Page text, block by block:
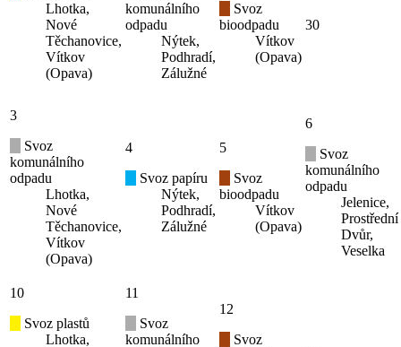
Lhotka,
Nové
Těchanovice,
Vítkov
(Opava)
komunálního
odpadu
Nýtek,
Podhradí,
Zálužné
Svoz
bioodpadu
Vítkov
(Opava)
30
3
Svoz
komunálního
odpadu
Lhotka,
Nové
Těchanovice,
Vítkov
(Opava)
4
Svoz papíru
Nýtek,
Podhradí,
Zálužné
5
Svoz
bioodpadu
Vítkov
(Opava)
6
Svoz
komunálního
odpadu
Jelenice,
Prostřední
Dvůr,
Veselka
10
Svoz plastů
Lhotka,
11
Svoz
komunálního
12
Svoz